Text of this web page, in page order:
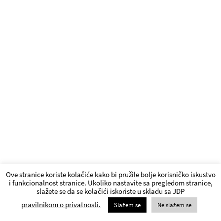
Ove stranice koriste kolačiće kako bi pružile bolje korisničko iskustvo
i funkcionalnost stranice. Ukoliko nastavite sa pregledom stranice,
slažete se da se kolačići iskoriste u skladu sa JDP
pravilnikom o privatnosti.
Slažem se Ne slažem se